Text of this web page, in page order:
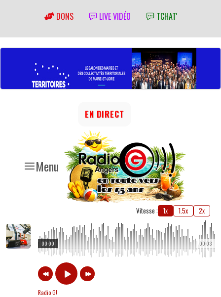
DONS LIVE VIDÉO TCHAT'
Menu
EN DIRECT
Vitesse : 1x 1.5x 2x
00:03
00:00
Radio G!